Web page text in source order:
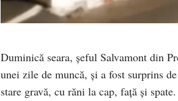
Duminică seara, șeful Salvamont din
unei zile de muncă, și a fost surprins
stare gravă, cu răni la cap, față și